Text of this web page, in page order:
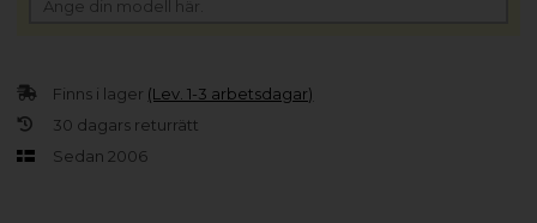
Finns i lager (Lev. 1-3 arbetsdagar)
30 dagars returrätt
Sedan 2006